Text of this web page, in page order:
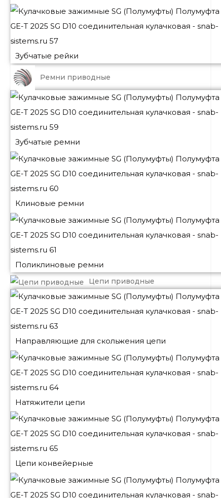
Зубчатые рейки
Ремни приводные
Зубчатые ремни
Клиновые ремни
Поликлиновые ремни
Цепи приводные
Направляющие для скольжения цепи
Натяжители цепи
Цепи конвейерные